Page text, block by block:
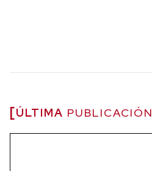
ÚLTIMA PUBLICACIÓN